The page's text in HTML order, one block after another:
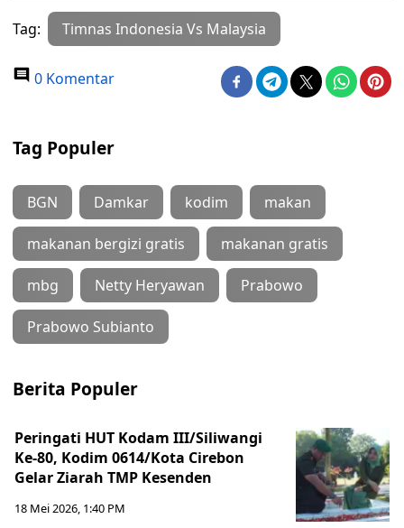
Tag: Timnas Indonesia Vs Malaysia
0 Komentar
Tag Populer
BGN Damkar kodim makan
makanan bergizi gratis makanan gratis
mbg Netty Heryawan Prabowo
Prabowo Subianto
Berita Populer
Peringati HUT Kodam III/Siliwangi
Ke-80, Kodim 0614/Kota Cirebon
Gelar Ziarah TMP Kesenden
18 Mei 2026, 1:40 PM